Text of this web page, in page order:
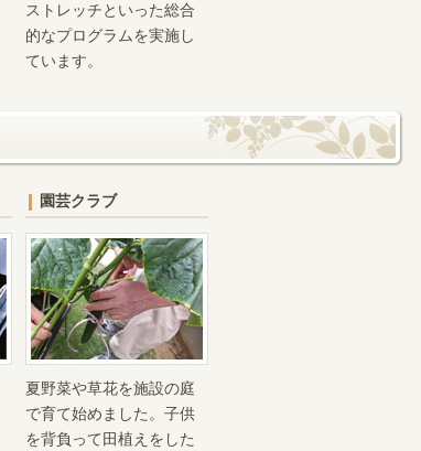
ストレッチといった総合
的なプログラムを実施し
ています。
園芸クラブ
夏野菜や草花を施設の庭
で育て始めました。子供
を背負って田植えをした